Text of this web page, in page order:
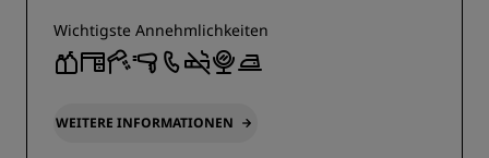
Wichtigste Annehmlichkeiten
WEITERE INFORMATIONEN